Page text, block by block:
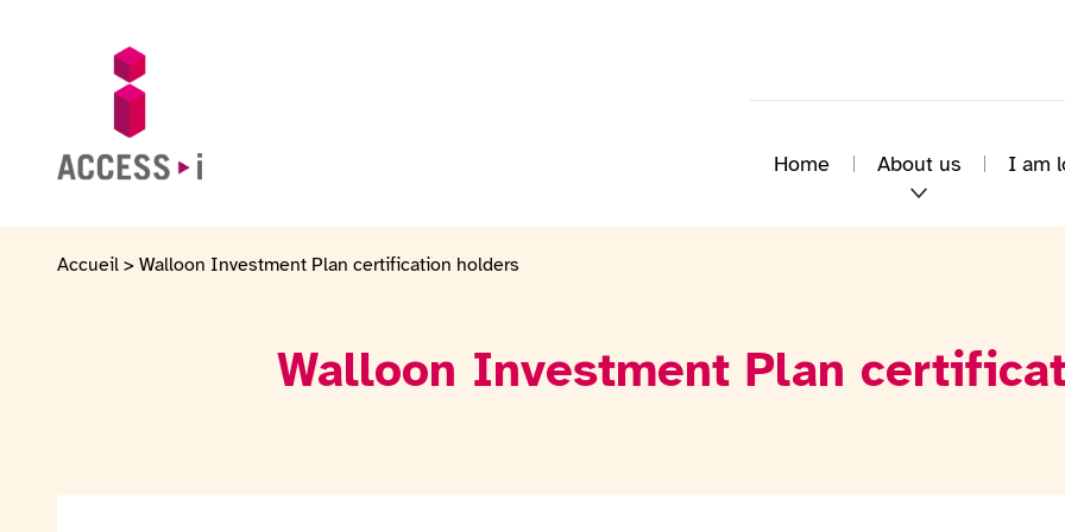
Home About us I am
Accueil > Walloon Investment Plan certification holders
Walloon Investment Plan